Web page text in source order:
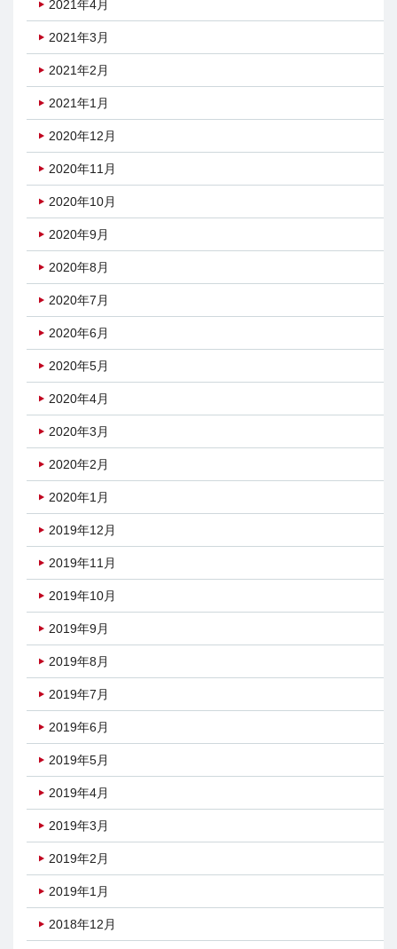
2021年4月
2021年3月
2021年2月
2021年1月
2020年12月
2020年11月
2020年10月
2020年9月
2020年8月
2020年7月
2020年6月
2020年5月
2020年4月
2020年3月
2020年2月
2020年1月
2019年12月
2019年11月
2019年10月
2019年9月
2019年8月
2019年7月
2019年6月
2019年5月
2019年4月
2019年3月
2019年2月
2019年1月
2018年12月